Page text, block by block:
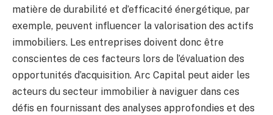
matière de durabilité et d’efficacité énergétique, par
exemple, peuvent influencer la valorisation des actifs
immobiliers. Les entreprises doivent donc être
conscientes de ces facteurs lors de l’évaluation des
opportunités d’acquisition. Arc Capital peut aider les
acteurs du secteur immobilier à naviguer dans ces
défis en fournissant des analyses approfondies et des